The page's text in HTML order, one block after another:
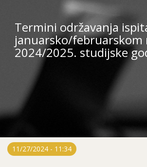
Termini održavanja
januarsko/februarskom
2024/2025. studijske
11/27/2024 - 11:34